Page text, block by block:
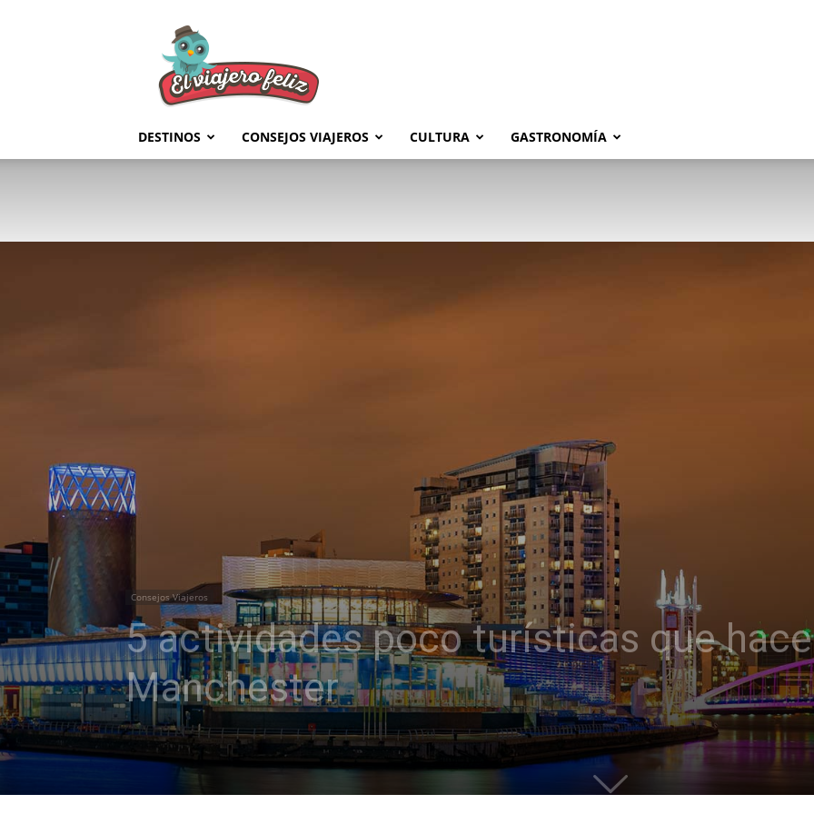
Feliz
DESTINOS CONSEJOS VIAJEROS CULTURA GASTRONOMÍA
Consejos Viajeros
5 actividades poco turísticas que
Manchester